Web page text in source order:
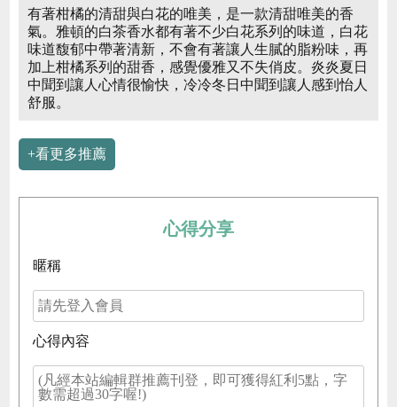
有著柑橘的清甜與白花的唯美，是一款清甜唯美的香
氣。雅頓的白茶香水都有著不少白花系列的味道，白花
味道馥郁中帶著清新，不會有著讓人生膩的脂粉味，再
加上柑橘系列的甜香，感覺優雅又不失俏皮。炎炎夏日
中聞到讓人心情很愉快，冷冷冬日中聞到讓人感到怡人
舒服。
+看更多推薦
心得分享
暱稱
心得內容